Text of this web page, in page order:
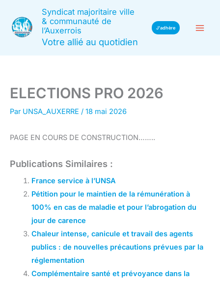
contenu
Syndicat majoritaire ville
& communauté de
l’Auxerrois
Votre allié au quotidien
J'adhère
ELECTIONS PRO 2026
Par UNSA_AUXERRE / 18 mai 2026
PAGE EN COURS DE CONSTRUCTION……..
Publications Similaires :
France service à l’UNSA
Pétition pour le maintien de la rémunération à
100% en cas de maladie et pour l’abrogation du
jour de carence
Chaleur intense, canicule et travail des agents
publics : de nouvelles précautions prévues par la
réglementation
Complémentaire santé et prévoyance dans la